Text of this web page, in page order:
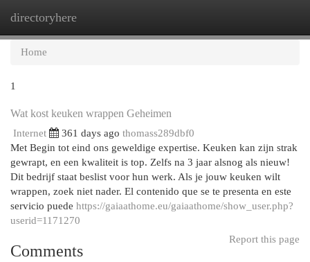
directoryhere
Home
1
Wat kost keuken wrappen Geheimen
Internet 361 days ago thomass289dbf0
Met Begin tot eind ons geweldige expertise. Keuken kan zijn strak
gewrapt, en een kwaliteit is top. Zelfs na 3 jaar alsnog als nieuw!
Dit bedrijf staat beslist voor hun werk. Als je jouw keuken wilt
wrappen, zoek niet nader. El contenido que se te presenta en este
servicio puede https://gaiaathome.eu/gaiaathome/show_user.php?
userid=1171270
Report this page
Comments